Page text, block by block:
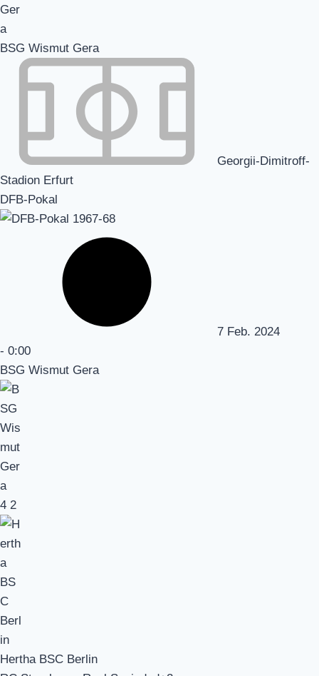
BSG Wismut Gera
Georgii-Dimitroff-
Stadion Erfurt
DFB-Pokal
7 Feb. 2024
- 0:00
BSG Wismut Gera
4 2
Hertha BSC Berlin